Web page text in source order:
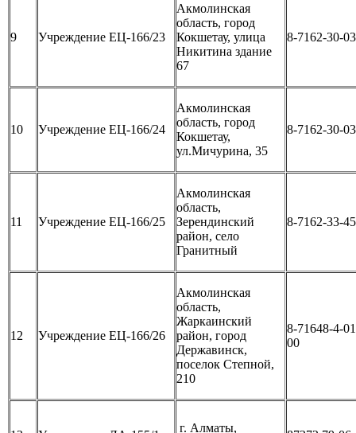
9 Учреждение ЕЦ-166/23
Акмолинская
область, город
Кокшетау, улица
Никитина здание
67
8-7162-30-
10 Учреждение ЕЦ-166/24
Акмолинская
область, город
Кокшетау,
ул.Мичурина, 35
8-7162-30-
11 Учреждение ЕЦ-166/25
Акмолинская
область,
Зерендинский
район, село
Гранитный
8-7162-33-
12 Учреждение ЕЦ-166/26
Акмолинская
область,
Жаркаинский
район, город
Державинск,
поселок Степной,
210
8-71648-4-
00
г. Алматы,